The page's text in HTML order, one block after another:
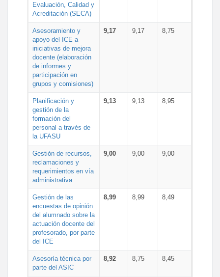
Evaluación, Calidad y
Acreditación (SECA)
Asesoramiento y
apoyo del ICE a
iniciativas de mejora
docente (elaboración
de informes y
participación en
grupos y comisiones)
9,17 9,17 8,75
Planificación y
gestión de la
formación del
personal a través de
la UFASU
9,13 9,13 8,95
Gestión de recursos,
reclamaciones y
requerimientos en vía
administrativa
9,00 9,00 9,00
Gestión de las
encuestas de opinión
del alumnado sobre la
actuación docente del
profesorado, por parte
del ICE
8,99 8,99 8,49
Asesoría técnica por
parte del ASIC
8,92 8,75 8,45